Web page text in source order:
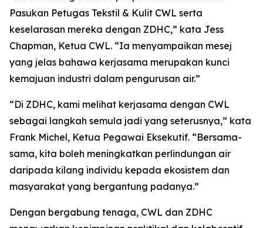
Pasukan Petugas Tekstil & Kulit CWL serta
keselarasan mereka dengan ZDHC,” kata Jess
Chapman, Ketua CWL. “Ia menyampaikan mesej
yang jelas bahawa kerjasama merupakan kunci
kemajuan industri dalam pengurusan air.”
“Di ZDHC, kami melihat kerjasama dengan CWL
sebagai langkah semula jadi yang seterusnya,” kata
Frank Michel, Ketua Pegawai Eksekutif. “Bersama-
sama, kita boleh meningkatkan perlindungan air
daripada kilang individu kepada ekosistem dan
masyarakat yang bergantung padanya.”
Dengan bergabung tenaga, CWL dan ZDHC